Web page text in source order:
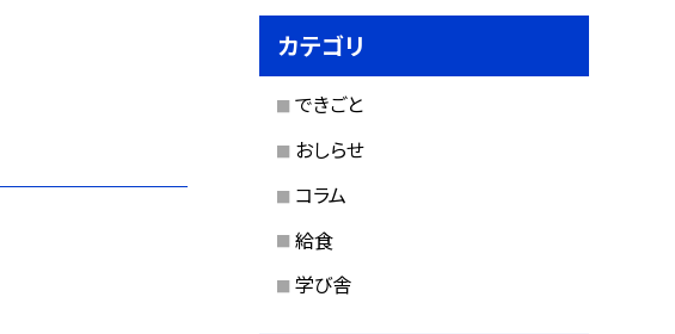
カテゴリ
できごと
おしらせ
コラム
給食
学び舎